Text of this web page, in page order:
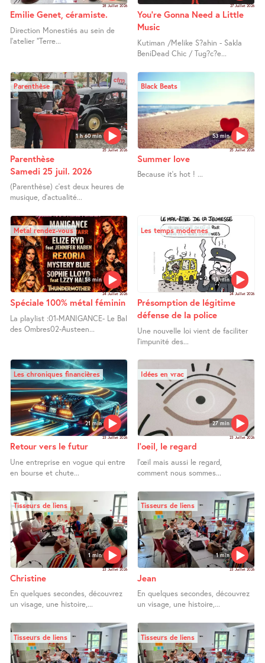
28 Juillet 2026
Emilie Genet, céramiste.
Direction Monestiés au sein de
l’atelier "Terre...
27 Juillet 2026
You’re Gonna Need a Little
Music
Kutiman /Melike S?ahin - Sakla
BeniDead Chic / Tug?c?e...
1 h 60 min
Parenthèse
25 Juillet 2026
Parenthèse
Samedi 25 juil. 2026
(Parenthèse) c’est deux heures de
musique, d’actualité...
53 min
Black Beats
25 Juillet 2026
Summer love
Because it’s hot ! ...
58 min
Metal rendez-vous
24 Juillet 2026
Spéciale 100% métal féminin
La playlist :01-MANIGANCE- Le Bal
des Ombres02-Austeen...
13 min
Les temps modernes
24 Juillet 2026
Présomption de légitime
défense de la police
Une nouvelle loi vient de faciliter
l’impunité des...
21 min
Les chroniques financières
23 Juillet 2026
Retour vers le futur
Une entreprise en vogue qui entre
en bourse et chute...
27 min
Idées en vrac
23 Juillet 2026
l’oeil, le regard
l’œil mais aussi le regard,
comment nous sommes...
1 min
Tisseurs de liens
23 Juillet 2026
Christine
En quelques secondes, découvrez
un visage, une histoire,...
1 min
Tisseurs de liens
23 Juillet 2026
Jean
En quelques secondes, découvrez
un visage, une histoire,...
Tisseurs de liens Tisseurs de liens